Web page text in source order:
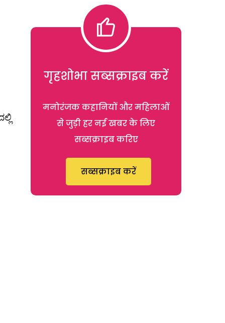
गृहशोभा सब्सक्राइब करें
मनोरंजक कहानियों और महिलाओं
से जुड़ी हर नई खबर के लिए
सब्सक्राइब करिए
सब्सक्राइब करें